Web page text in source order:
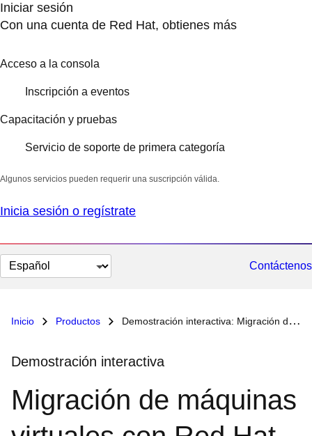
Iniciar sesión
Con una cuenta de Red Hat, obtienes más
Acceso a la consola
Inscripción a eventos
Capacitación y pruebas
Servicio de soporte de primera categoría
Algunos servicios pueden requerir una suscripción válida.
Inicia sesión o regístrate
Cambiar
el
Contáctenos
Inicio Productos Demostración interactiva: Migración de máquinas virtuales con Red Hat
Demostración interactiva
Migración de máquinas